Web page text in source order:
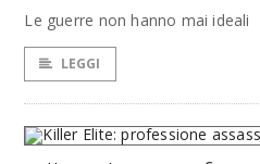
Le guerre non hanno mai ideali
LEGGI